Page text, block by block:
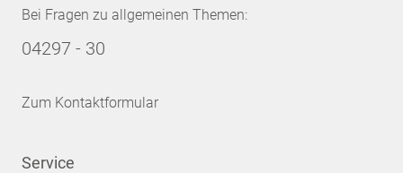
Bei Fragen zu allgemeinen Themen:
04297 - 30
Zum Kontaktformular
Service